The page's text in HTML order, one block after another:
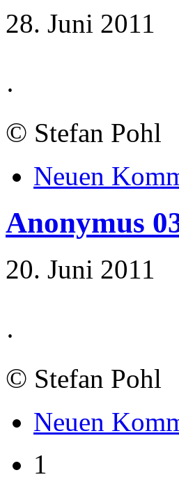
28. Juni 2011
·
© Stefan Pohl
Neuen
Anonymus
20. Juni 2011
·
© Stefan Pohl
Neuen
1